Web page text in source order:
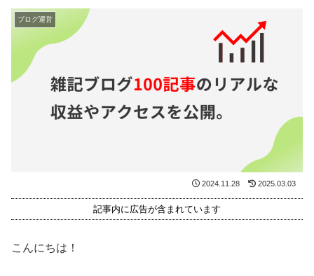
ブログ運営
2024.11.28 2025.03.03
記事内に広告が含まれています
こんにちは！